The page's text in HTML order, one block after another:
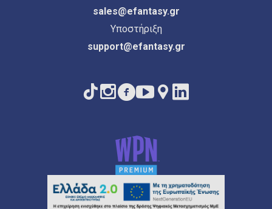
sales@efantasy.gr
Υποστήριξη
support@efantasy.gr